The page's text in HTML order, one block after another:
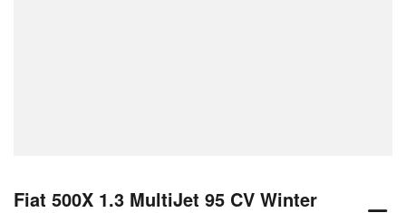
Fiat 500X 1.3 MultiJet 95 CV Winter